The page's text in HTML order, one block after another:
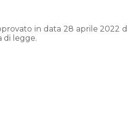
in data 28 aprile 2022
di legge.